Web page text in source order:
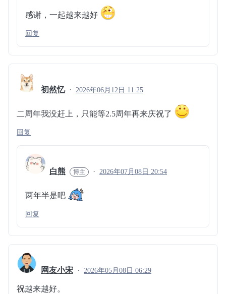
感谢，一起越来越好
回复
初然忆 2026年06月12日 11:25
二周年我没赶上，只能等2.5周年再来庆祝了
回复
白熊 2026年07月08日 20:54
两年半是吧
回复
网友小宋 2026年05月08日 06:29
祝越来越好。